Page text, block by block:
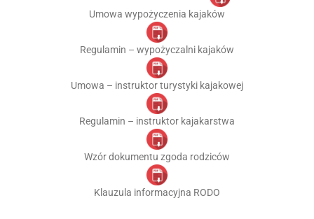
Umowa wypożyczenia kajaków
Regulamin – wypożyczalni kajaków
Umowa – instruktor turystyki kajakowej
Regulamin – instruktor kajakarstwa
Wzór dokumentu zgoda rodziców
Klauzula informacyjna RODO